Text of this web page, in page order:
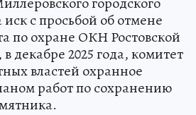
с просьбой об отмене
по охране ОКН Ростовской
декабре 2025 года, комитет
властей охранное
работ по сохранению